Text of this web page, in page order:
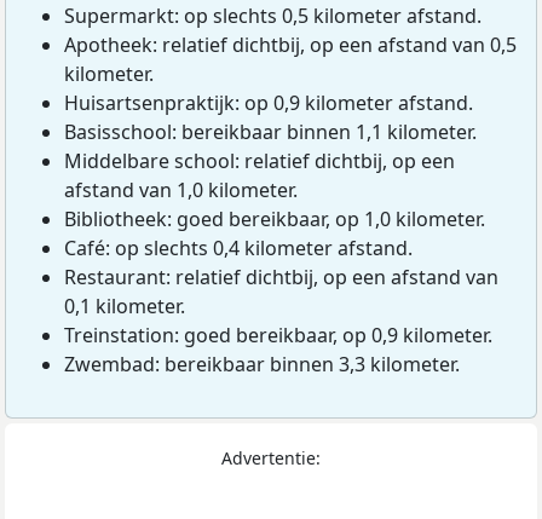
Supermarkt: op slechts 0,5 kilometer afstand.
Apotheek: relatief dichtbij, op een afstand van 0,5
kilometer.
Huisartsenpraktijk: op 0,9 kilometer afstand.
Basisschool: bereikbaar binnen 1,1 kilometer.
Middelbare school: relatief dichtbij, op een
afstand van 1,0 kilometer.
Bibliotheek: goed bereikbaar, op 1,0 kilometer.
Café: op slechts 0,4 kilometer afstand.
Restaurant: relatief dichtbij, op een afstand van
0,1 kilometer.
Treinstation: goed bereikbaar, op 0,9 kilometer.
Zwembad: bereikbaar binnen 3,3 kilometer.
Advertentie: